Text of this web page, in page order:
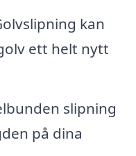
kan
ett helt nytt
slipning
på dina